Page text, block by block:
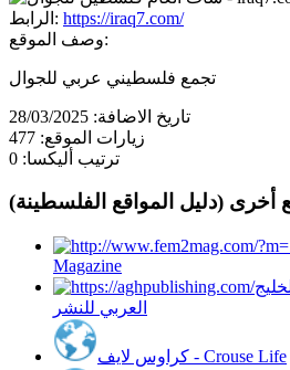
الرابط: https://iraq7.com/
وصف الموقع:
تجمع فلسطيني عربي للجوال
تاريخ الاضافة: 28/03/2025
زيارات الموقع: 477
ترتيب أليكسا: 0
أخرى (دليل المواقع الفلسطينة)
Magazine
العربي للنشر
كراوس لايف - Crouse Life